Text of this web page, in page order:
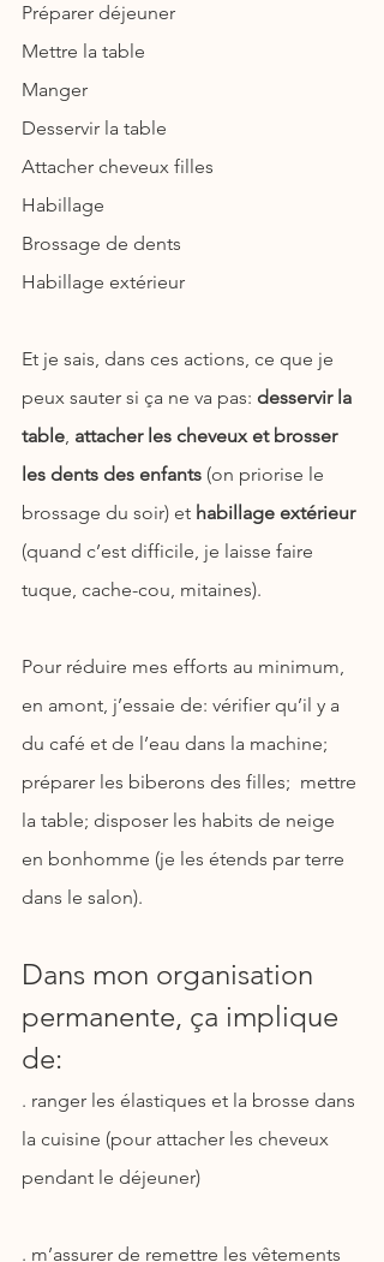
Préparer déjeuner
Mettre la table
Manger
Desservir la table
Attacher cheveux filles
Habillage
Brossage de dents
Habillage extérieur
Et je sais, dans ces actions, ce que je
peux sauter si ça ne va pas: desservir la
table, attacher les cheveux et brosser
les dents des enfants (on priorise le
brossage du soir) et habillage extérieur
(quand c’est difficile, je laisse faire
tuque, cache-cou, mitaines).
Pour réduire mes efforts au minimum,
en amont, j’essaie de: vérifier qu’il y a
du café et de l’eau dans la machine;
préparer les biberons des filles;  mettre
la table; disposer les habits de neige
en bonhomme (je les étends par terre
dans le salon).
Dans mon organisation
permanente, ça implique
de:
. ranger les élastiques et la brosse dans
la cuisine (pour attacher les cheveux
pendant le déjeuner)
. m’assurer de remettre les vêtements